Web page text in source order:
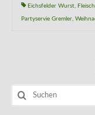
Eichsfelder Wurst,
Partyservie Gremler,
Suchen
nach: